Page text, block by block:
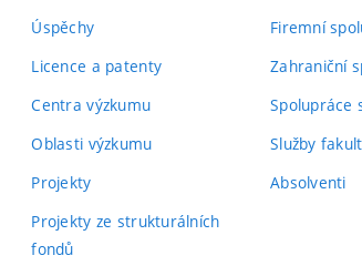
Úspěchy
Licence a patenty
Centra výzkumu
Oblasti výzkumu
Projekty
Projekty ze strukturálních
fondů
Firemní
Zahraniční
Spolupráce
Služby
Absolventi